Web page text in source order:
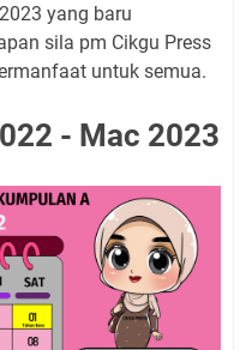
yang baru
sila pm Cikgu Press
untuk semua.
- Mac 2023